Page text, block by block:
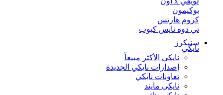
بوكيمون
كروم هارتس
ني دوه نايس كيوب
سنيكرز
نايكي
نايكي الأكثر مبيعاً
إصدارات نايكي الجديدة
تعاونات نايكي
نايكي مايند